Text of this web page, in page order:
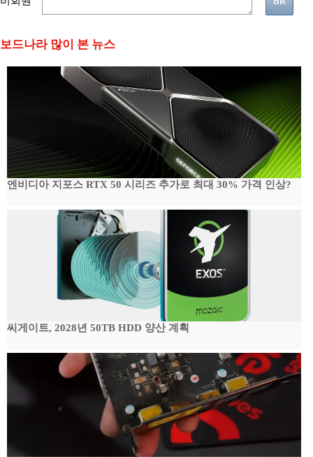
보드나라 많이 본 뉴스
엔비디아 지포스 RTX 50 시리즈 추가로 최대 30% 가격 인상?
씨게이트, 2028년 50TB HDD 양산 계획